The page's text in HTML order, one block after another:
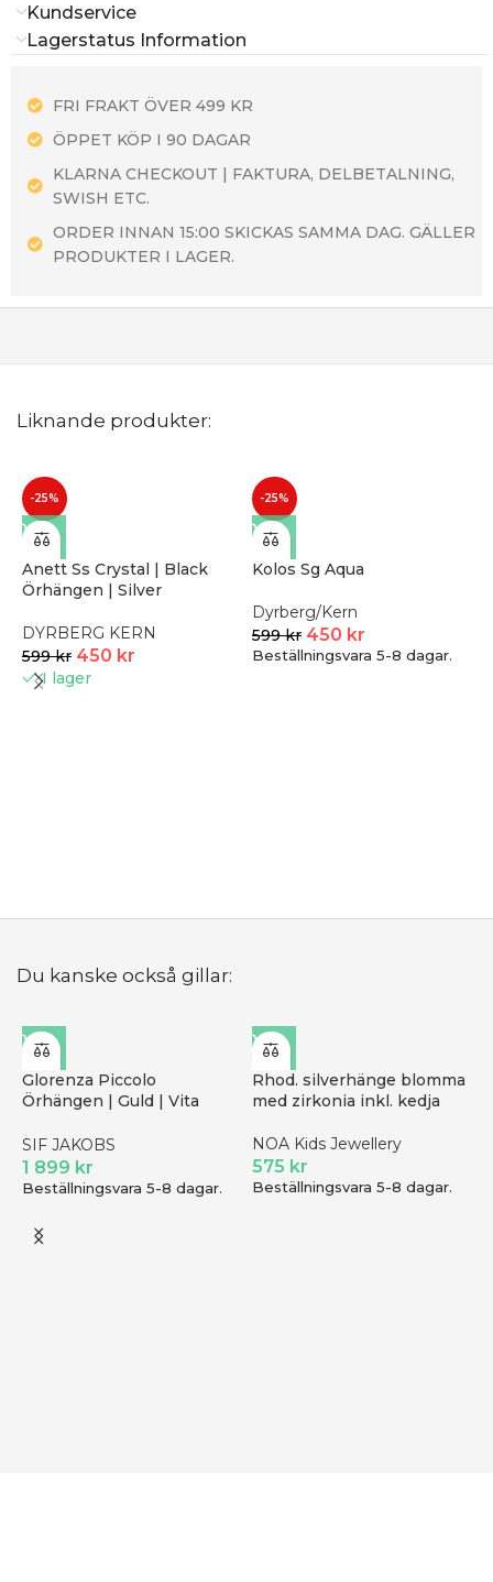
Kundservice
Lagerstatus Information
FRI FRAKT ÖVER 499 KR
ÖPPET KÖP I 90 DAGAR
KLARNA CHECKOUT | FAKTURA, DELBETALNING,
SWISH ETC.
ORDER INNAN 15:00 SKICKAS SAMMA DAG. GÄLLER
PRODUKTER I LAGER.
Liknande produkter:
-25%
Anett Ss Crystal | Black
Örhängen | Silver
DYRBERG KERN
599kr 450 kr
I lager
-25%
Kolos Sg Aqua
Dyrberg/Kern
599kr 450 kr
Beställningsvara 5-8 dagar.
Du kanske också gillar:
Glorenza Piccolo
Örhängen | Guld | Vita
SIF JAKOBS
1 899 kr
Beställningsvara 5-8 dagar.
Rhod. silverhänge blomma
med zirkonia inkl. kedja
NOA Kids Jewellery
575 kr
Beställningsvara 5-8 dagar.